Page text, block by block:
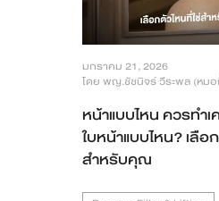
มกราคม 21, 2026
โดย พญ.ชัชนิจร์ วีระพล (หม
หน้าแบบไหน ควรทำ
ใบหน้าแบบไหน? เลือ
สำหรับคุณ